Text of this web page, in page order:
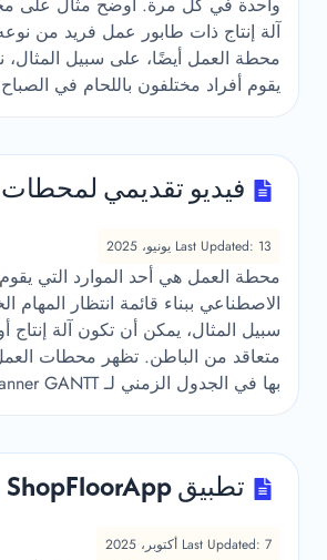
آلة إنتاج ذات طابور عمل فريد من
محطة العمل أيضًا، على سبيل
يقوم أفراد مختلفون باللحام في
فيديو تقديمي
Last Updated: 13 يونيو، 2025
محطة العمل هي أحد الموارد التي يقوم
الاصطناعي ببناء قائمة انتظار المهام
سبيل المثال، يمكن أن تكون آلة
متعاقد من الباطن. تظهر محطات
بها في الجدول الزمني لـ SkyPlanner GANTT.
تطبيق ShopFloorApp والمؤقت
Last Updated: 7 أكتوبر، 2025